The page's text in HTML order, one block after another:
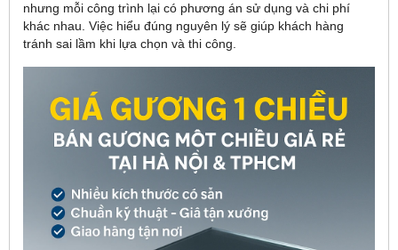
nhưng mỗi công trình lại có phương án sử dụng và chi phí
khác nhau. Việc hiểu đúng nguyên lý sẽ giúp khách hàng
tránh sai lầm khi lựa chọn và thi công.